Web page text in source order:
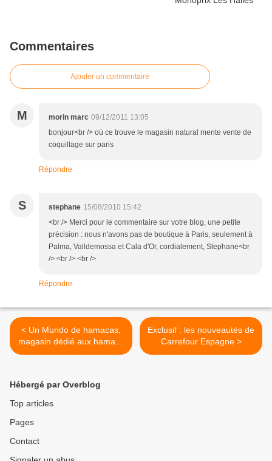
Commentaires
Ajouter un commentaire
M morin marc 09/12/2011 13:05
bonjour<br /> où ce trouve le magasin natural mente vente de
coquillage sur paris
Répondre
S stephane 15/08/2010 15:42
<br /> Merci pour le commentaire sur votre blog, une petite
précision : nous n'avons pas de boutique à Paris, seulement à
Palma, Valldemossa et Cala d'Or, cordialement, Stephane<br
/> <br /> <br />
Répondre
< Un Mundo de hamacas,
magasin dédié aux hamacs
(2)
Exclusif : les nouveautés de
Carrefour Espagne >
Hébergé par Overblog
Top articles
Pages
Contact